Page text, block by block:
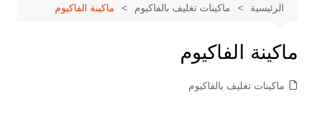
الرئيسية ماكينات تغليف بالفاكيوم ماكينة الفاكيوم
ماكينة الفاكيوم
ماكينات تغليف بالفاكيوم